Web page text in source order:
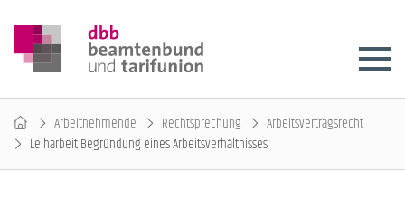
Arbeitnehmende Rechtsprechung
Arbeitsvertragsrecht
Leiharbeit Begründung eines Arbeitsverhältnisses